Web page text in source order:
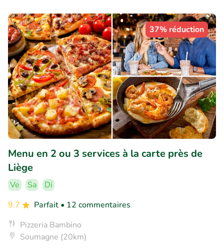
37% réduction
Menu en 2 ou 3 services à la carte près de
Liège
Ve Sa
Di
9.7
Parfait • 12 commentaires
Pizzeria Bambino
Soumagne (20km)